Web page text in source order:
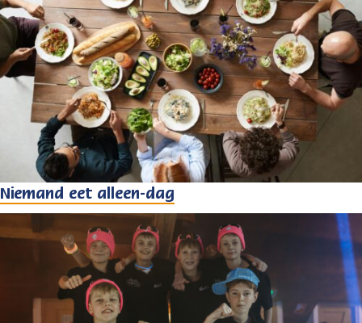
Niemand eet alleen-dag